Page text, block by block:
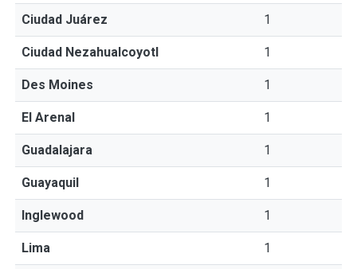
Ciudad Juárez 1
Ciudad Nezahualcoyotl 1
Des Moines 1
El Arenal 1
Guadalajara 1
Guayaquil 1
Inglewood 1
Lima 1